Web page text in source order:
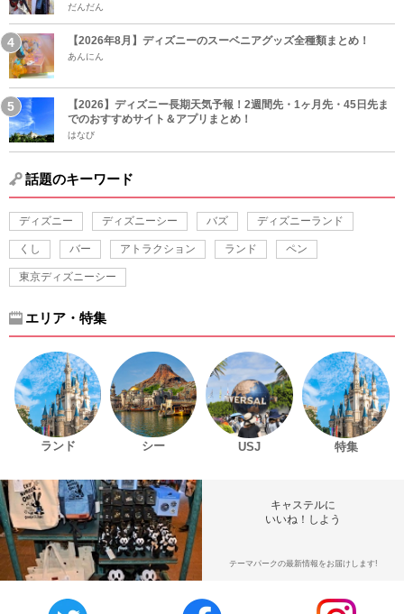
だんだん
【2026年8月】ディズニーのスーベニアグッズ全種類まとめ！
あんにん
【2026】ディズニー長期天気予報！2週間先・1ヶ月先・45日先ま
でのおすすめサイト＆アプリまとめ！
はなび
話題のキーワード
ディズニー ディズニーシー バズ ディズニーランド
くし バー アトラクション ランド ペン
東京ディズニーシー
エリア・特集
ランド シー USJ 特集
キャステルに
いいね！しよう
テーマパークの最新情報をお届けします!